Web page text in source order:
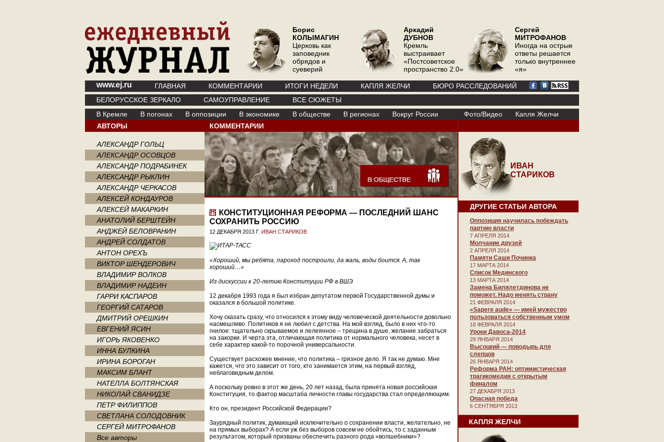
Борис
КОЛЫМАГИН
Церковь как
заповедник
обрядов и
суеверий
Аркадий
ДУБНОВ
Кремль
выстраивает
«Постсоветское
пространство 2.0»
Сергей
МИТРОФАНОВ
Иногда на острые
ответы решается
только внутреннее
«я»
www.ej.ru ГЛАВНАЯ КОММЕНТАРИИ ИТОГИ НЕДЕЛИ КАПЛЯ ЖЕЛЧИ
БЮРО РАССЛЕДОВАНИЙ
БЕЛОРУССКОЕ ЗЕРКАЛО
САМОУПРАВЛЕНИЕ
ВСЕ СЮЖЕТЫ
В Кремле
В погонах В оппозиции В экономике В обществе В регионах Вокруг России Фото/Видео
Капля Желчи
АВТОРЫ
АЛЕКСАНДР ГОЛЬЦ
АЛЕКСАНДР ОСОВЦОВ
АЛЕКСАНДР ПОДРАБИНЕК
АЛЕКСАНДР РЫКЛИН
АЛЕКСАНДР ЧЕРКАСОВ
АЛЕКСЕЙ КОНДАУРОВ
АЛЕКСЕЙ МАКАРКИН
АНАТОЛИЙ БЕРШТЕЙН
АНДЖЕЙ БЕЛОВРАНИН
АНДРЕЙ СОЛДАТОВ
АНТОН ОРЕХЪ
ВИКТОР ШЕНДЕРОВИЧ
ВЛАДИМИР ВОЛКОВ
ВЛАДИМИР НАДЕИН
ГАРРИ КАСПАРОВ
ГЕОРГИЙ САТАРОВ
ДМИТРИЙ ОРЕШКИН
ЕВГЕНИЙ ЯСИН
ИГОРЬ ЯКОВЕНКО
ИННА БУЛКИНА
ИРИНА БОРОГАН
МАКСИМ БЛАНТ
НАТЕЛЛА БОЛТЯНСКАЯ
НИКОЛАЙ СВАНИДЗЕ
ПЕТР ФИЛИППОВ
СВЕТЛАНА СОЛОДОВНИК
СЕРГЕЙ МИТРОФАНОВ
Все авторы
КОММЕНТАРИИ
КОНСТИТУЦИОННАЯ РЕФОРМА — ПОСЛЕДНИЙ ШАНС
СОХРАНИТЬ РОССИЮ
12 ДЕКАБРЯ 2013 Г. ИВАН СТАРИКОВ
«Хороший, мы ребята, пароход построили, да жаль, воды боится. А, так
хороший…»
Из дискуссии к 20-летию Конституции РФ в ВШЭ
12 декабря 1993 года я был избран депутатом первой Государственной думы и
оказался в большой политике.
Хочу сказать сразу, что относился к этому виду человеческой деятельности довольно
насмешливо. Политиков я не любил с детства. На мой взгляд, было в них что-то
гнилое: тщательно скрываемое и лелеянное – трещина в душе, желание забраться
на закорки. И черта эта, отличающая политика от нормального человека, несет в
себе характер какой-то порочной универсальности.
Существует расхожее мнение, что политика – грязное дело. Я так не думаю. Мне
кажется, что это зависит от того, кто занимается этим, на первый взгляд,
неблаговидным делом.
А поскольку ровно в этот же день, 20 лет назад, была принята новая российская
Конституция, то фактор масштаба личности главы государства стал определяющим.
Кто он, президент Российской Федерации?
Заурядный политик, думающий исключительно о сохранении власти, желательно, не
на прямых выборах? А если уж без выборов совсем не обойтись, то с заданным
результатом, который призваны обеспечить разного рода «волшебники»?
ИВАН
СТАРИКОВ
ДРУГИЕ СТАТЬИ АВТОРА
Оппозиция научилась побеждать
партию власти
7 АПРЕЛЯ 2014
Молчание друзей
2 АПРЕЛЯ 2014
Памяти Саши Починка
17 МАРТА 2014
Список Мединского
13 МАРТА 2014
Замена Билялетдинова не
поможет. Надо менять страну
21 ФЕВРАЛЯ 2014
«Sapere aude» — имей мужество
пользоваться собственным умом
18 ФЕВРАЛЯ 2014
Уроки Давоса-2014
29 ЯНВАРЯ 2014
Высоцкий — поводырь для
слепцов
26 ЯНВАРЯ 2014
Реформа РАН: оптимистическая
трагикомедия с открытым
финалом
27 ДЕКАБРЯ 2013
Опасная победа
6 СЕНТЯБРЯ 2013
КАПЛЯ ЖЕЛЧИ